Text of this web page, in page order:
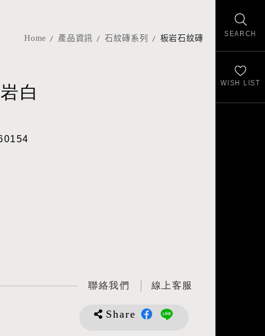
SEARCH
WISH LIST
Home 產品資訊 石紋磚系列 板岩石紋磚
白
聯絡我們 線上客服
Share